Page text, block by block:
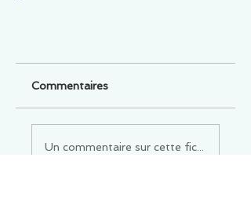
Commentaires
Un commentaire sur cette fiche ou cet